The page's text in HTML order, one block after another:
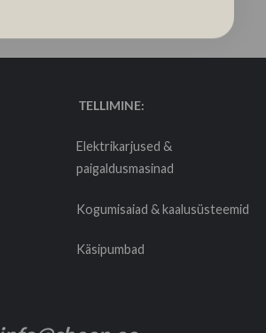
TELLIMINE:
Elektrikarjused &
paigaldusmasinad
Kogumisaiad & kaalusüsteemid
Käsipumbad